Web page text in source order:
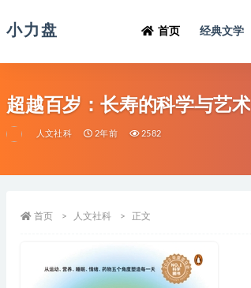
小力盘 首页 经典文学
超越百岁：长寿的科学与艺术
人文社科 2年前 2582
首页 人文社科 正文